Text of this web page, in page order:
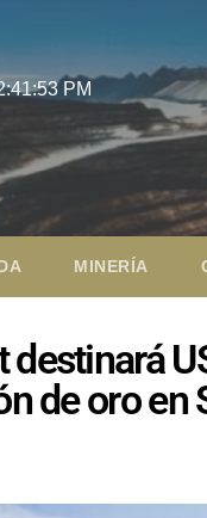
PM
MINERÍA
destinará
de oro en